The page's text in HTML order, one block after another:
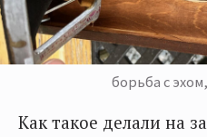
борьба с
Как такое делали на